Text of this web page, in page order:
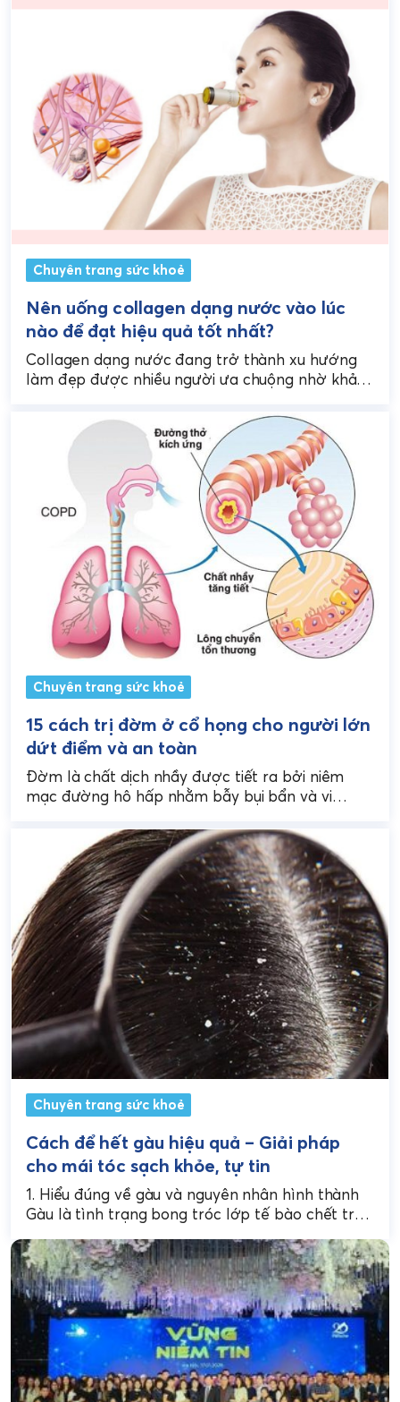
Chuyên trang sức khoẻ
Nên uống collagen dạng nước vào lúc
nào để đạt hiệu quả tốt nhất?
Collagen dạng nước đang trở thành xu hướng
làm đẹp được nhiều người ưa chuộng nhờ khả
Chuyên trang sức khoẻ
15 cách trị đờm ở cổ họng cho người lớn
dứt điểm và an toàn
Đờm là chất dịch nhầy được tiết ra bởi niêm
mạc đường hô hấp nhằm bẫy bụi bẩn và vi
Chuyên trang sức khoẻ
Cách để hết gàu hiệu quả – Giải pháp
cho mái tóc sạch khỏe, tự tin
1. Hiểu đúng về gàu và nguyên nhân hình thành
Gàu là tình trạng bong tróc lớp tế bào chết trên